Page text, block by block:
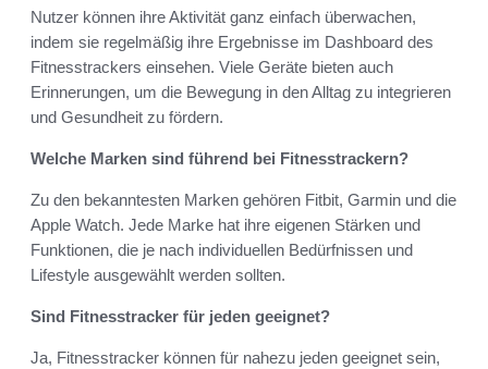
Nutzer können ihre Aktivität ganz einfach überwachen,
indem sie regelmäßig ihre Ergebnisse im Dashboard des
Fitnesstrackers einsehen. Viele Geräte bieten auch
Erinnerungen, um die Bewegung in den Alltag zu integrieren
und Gesundheit zu fördern.
Welche Marken sind führend bei Fitnesstrackern?
Zu den bekanntesten Marken gehören Fitbit, Garmin und die
Apple Watch. Jede Marke hat ihre eigenen Stärken und
Funktionen, die je nach individuellen Bedürfnissen und
Lifestyle ausgewählt werden sollten.
Sind Fitnesstracker für jeden geeignet?
Ja, Fitnesstracker können für nahezu jeden geeignet sein,